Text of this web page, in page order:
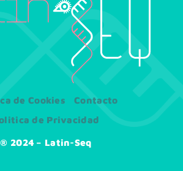
de Cookies
Contacto
de Privacidad
® 2024 – Latin-Seq